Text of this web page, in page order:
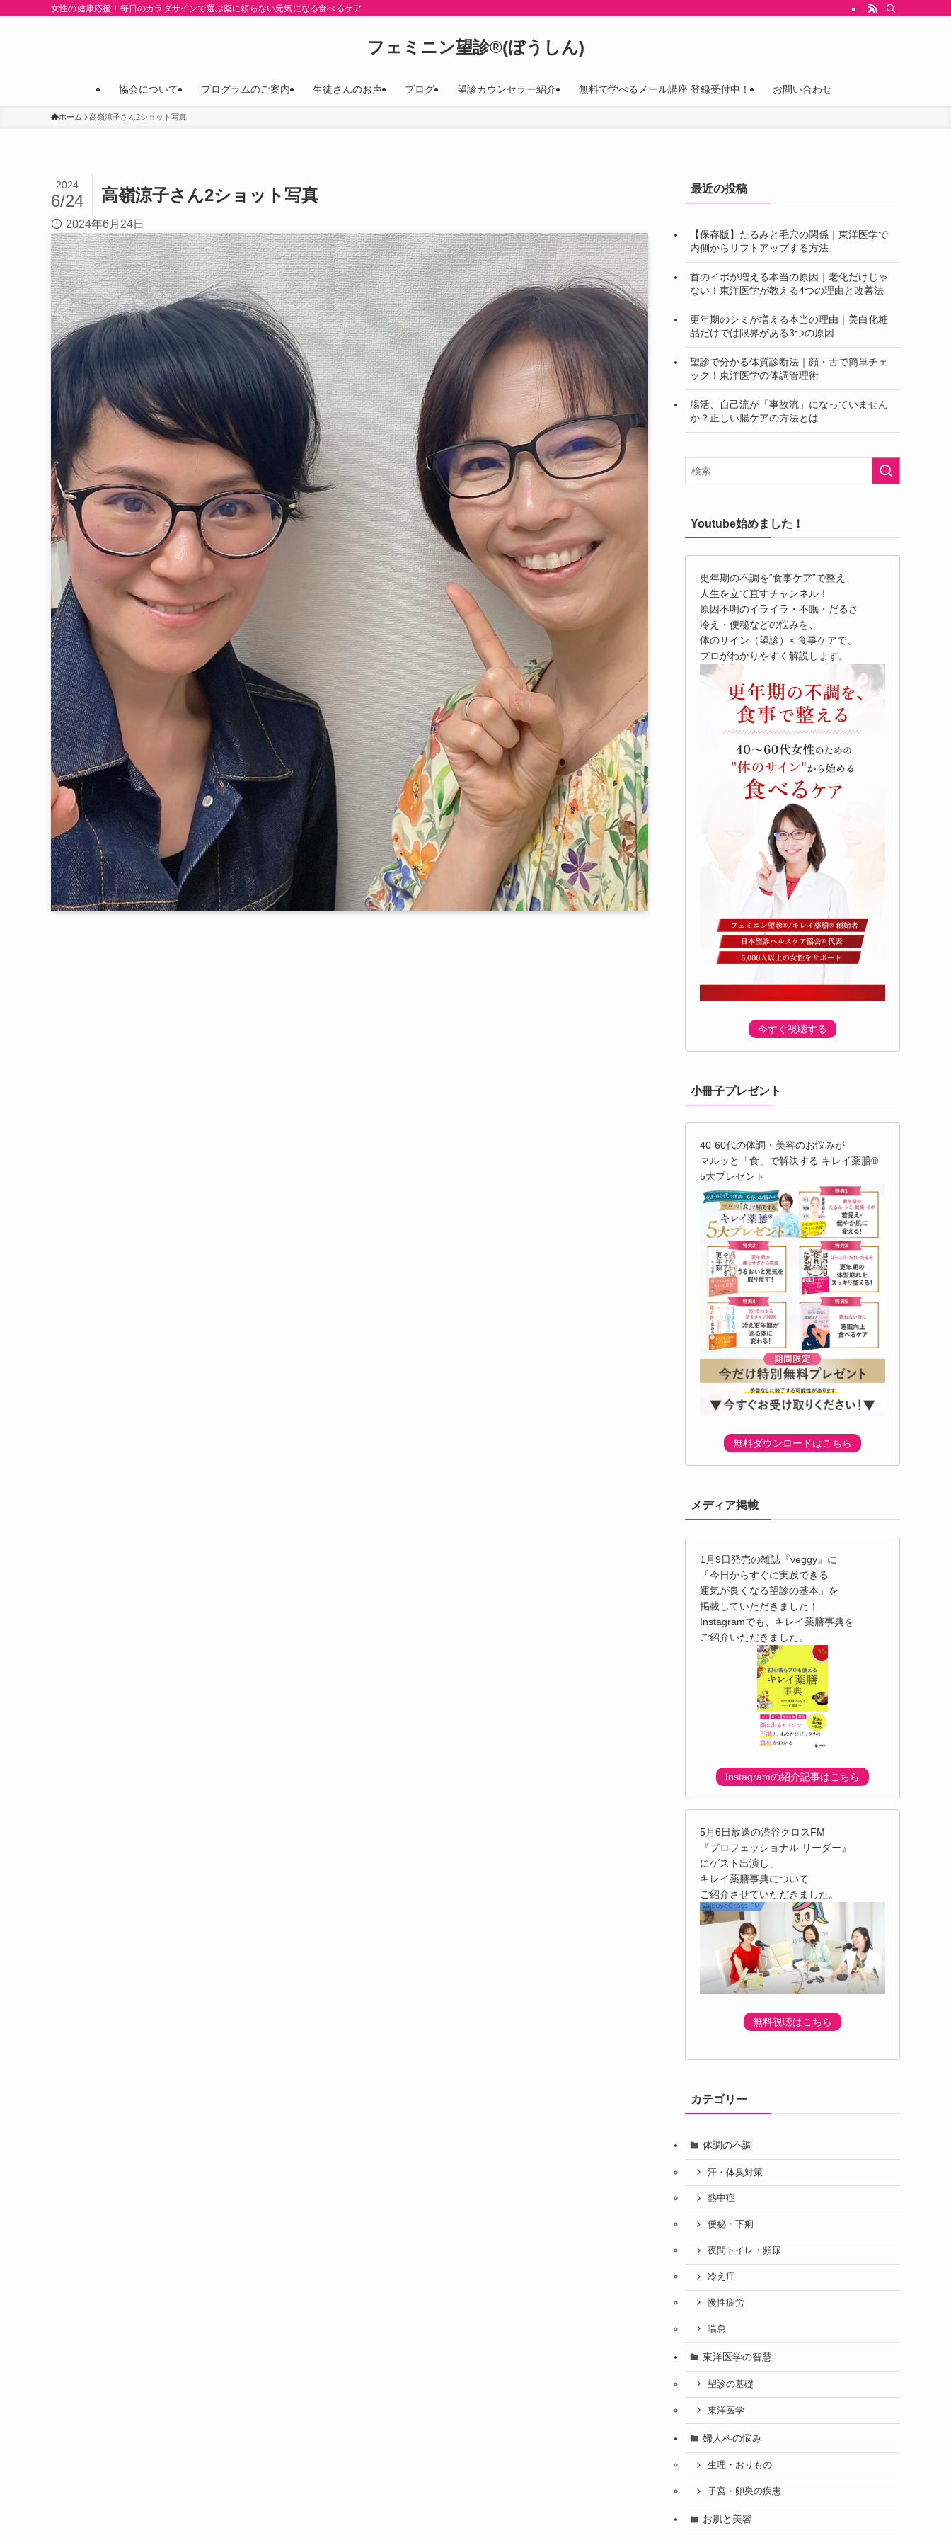
女性の健康応援！毎日のカラダサインで選ぶ薬に頼らない元気になる食べるケア
フェミニン望診®(ぼうしん)
協会について プログラムのご案内 生徒さんのお声 ブログ 望診カウンセラー紹介 無料で学べるメール講座 登録受付中！ お問い合わせ
ホーム 高嶺涼子さん2ショット写真
高嶺涼子さん2ショット写真
2024
6/24
2024年6月24日
最近の投稿
【保存版】たるみと毛穴の関係｜東洋医学で
内側からリフトアップする方法
首のイボが増える本当の原因｜老化だけじゃ
ない！東洋医学が教える4つの理由と改善法
更年期のシミが増える本当の理由｜美白化粧
品だけでは限界がある3つの原因
望診で分かる体質診断法｜顔・舌で簡単チェ
ック！東洋医学の体調管理術
腸活、自己流が「事故流」になっていません
か？正しい腸ケアの方法とは
Youtube始めました！
更年期の不調を“食事ケア”で整え、
人生を立て直すチャンネル！
原因不明のイライラ・不眠・だるさ
冷え・便秘などの悩みを、
体のサイン（望診）× 食事ケアで、
プロがわかりやすく解説します。
今すぐ視聴する
小冊子プレゼント
40-60代の体調・美容のお悩みが
マルッと「食」で解決する キレイ薬膳®︎
5大プレゼント
無料ダウンロードはこちら
メディア掲載
1月9日発売の雑誌『veggy』に
「今日からすぐに実践できる
運気が良くなる望診の基本」を
掲載していただきました！
Instagramでも、キレイ薬膳事典を
ご紹介いただきました。
Instagramの紹介記事はこちら
5月6日放送の渋谷クロスFM
『プロフェッショナル リーダー』
にゲスト出演し、
キレイ薬膳事典について
ご紹介させていただきました。
無料視聴はこちら
カテゴリー
体調の不調
汗・体臭対策
熱中症
便秘・下痢
夜間トイレ・頻尿
冷え症
慢性疲労
喘息
東洋医学の智慧
望診の基礎
東洋医学
婦人科の悩み
生理・おりもの
子宮・卵巣の疾患
お肌と美容